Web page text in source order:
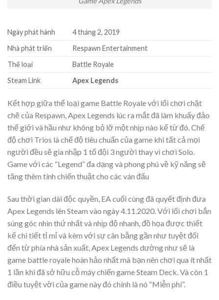
Ngày phát hành
4 tháng 2, 2019
Nhà phát triển
Respawn Entertainment
Thể loại
Battle Royale
Steam Link
Apex Legends
Kết hợp giữa thể loại game Battle Royale với lối chơi chặt
chẽ của Respawn, Apex Legends lúc ra mắt đã làm khuấy đảo
thế giới và hầu như không bỏ lỡ một nhịp nào kể từ đó. Chế
độ chơi Trios là chế độ tiêu chuẩn của game khi tất cả mọi
người đều sẽ gia nhập 1 tổ đội 3 người thay vì chơi Solo.
Game với các “Legend” đa dạng và phong phú về kỹ năng sẽ
tăng thêm tính chiến thuật cho các ván đấu
Sau thời gian dài độc quyền, EA cuối cùng đã quyết định đưa
Apex Legends lên Steam vào ngày 4.11.2020. Với lối chơi bắn
súng góc nhìn thứ nhất và nhịp độ nhanh, đồ họa được thiết
kế chi tiết tỉ mỉ và kèm với sự cân bằng gần như tuyệt đối
đến từ phía nhà sản xuất, Apex Legends dường như sẽ là
game battle royale hoàn hảo nhất mà bạn nên chơi qua ít nhất
1 lần khi đã sở hữu cỗ máy chiến game Steam Deck. Và còn 1
điều tuyệt vời của game này đó chính là nó “Miễn phí”.